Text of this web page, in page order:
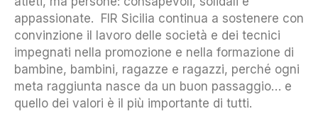
appassionate. FIR Sicilia continua a sostenere con
convinzione il lavoro delle società e dei tecnici
impegnati nella promozione e nella formazione di
bambine, bambini, ragazze e ragazzi, perché ogni
meta raggiunta nasce da un buon passaggio… e
quello dei valori è il più importante di tutti.